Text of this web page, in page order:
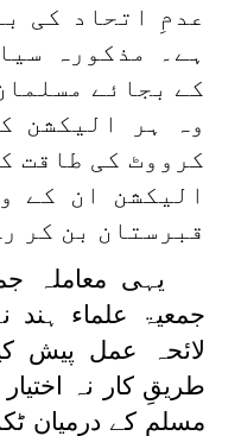
عدمِ اتحاد کی
ہے۔ مذکورہ
کے بجائے
وہ ہر الیکشن
کرووٹ کی طاقت
الیکشن ان کے
قبرستان بن کر
یہی معاملہ
جمعیۃ علماء ہند
لائحہ عمل پیش
طریقِ کار نہ
مسلم کے درمیان